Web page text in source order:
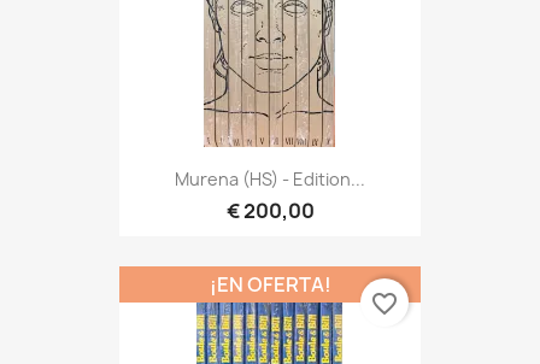
Murena (HS) - Edition...
€ 200,00
¡EN OFERTA!
favorite_border